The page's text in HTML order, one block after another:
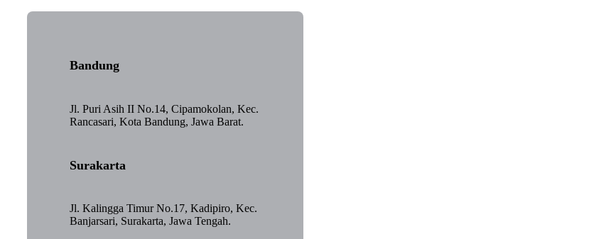
Bandung
Jl. Puri Asih II No.14, Cipamokolan, Kec.
Rancasari, Kota Bandung, Jawa Barat.
Surakarta
Jl. Kalingga Timur No.17, Kadipiro, Kec.
Banjarsari, Surakarta, Jawa Tengah.